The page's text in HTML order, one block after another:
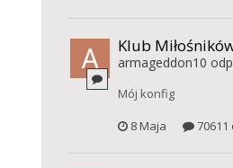
Klub
armageddon10
Mój konfig
8 Maja
70611